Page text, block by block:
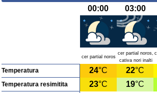
00:00 03:00
cer partial noros
cer partial noros,
cativa nori inalti
Temperatura 24°C 22°C
Temperatura resimitita 23°C 19°C